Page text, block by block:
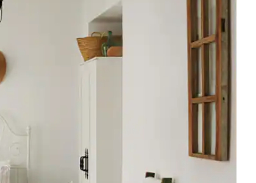
bas pour les parcourir ou en appuyant et en faisant glisser.